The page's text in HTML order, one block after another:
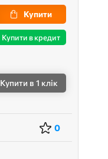
Купити
Купити в кредит
Купити в 1 клік
0